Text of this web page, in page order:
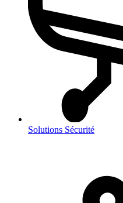
Solutions Sécurité